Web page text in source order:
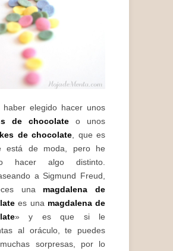
haber elegido hacer unos
de chocolate o unos
de chocolate , que es
está de moda, pero he
hacer algo distinto.
a Sigmund Freud,
una magdalena de
es una magdalena de
» y es que si le
al oráculo, te puedes
sorpresas, por lo